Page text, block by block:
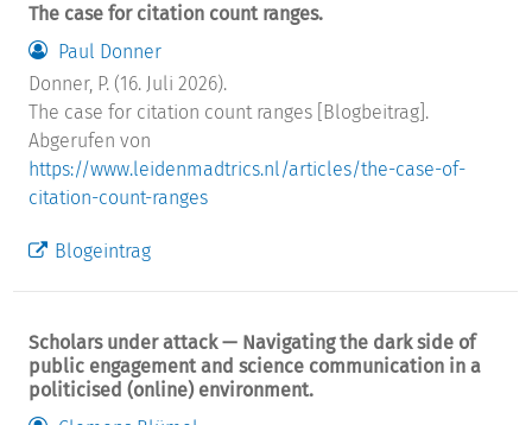
The case for citation count ranges.
Paul Donner
Donner, P. (16. Juli 2026).
The case for citation count ranges [Blogbeitrag].
Abgerufen von
https://www.leidenmadtrics.nl/articles/the-case-of-
citation-count-ranges
Blogeintrag
Scholars under attack — Navigating the dark side of
public engagement and science communication in a
politicised (online) environment.